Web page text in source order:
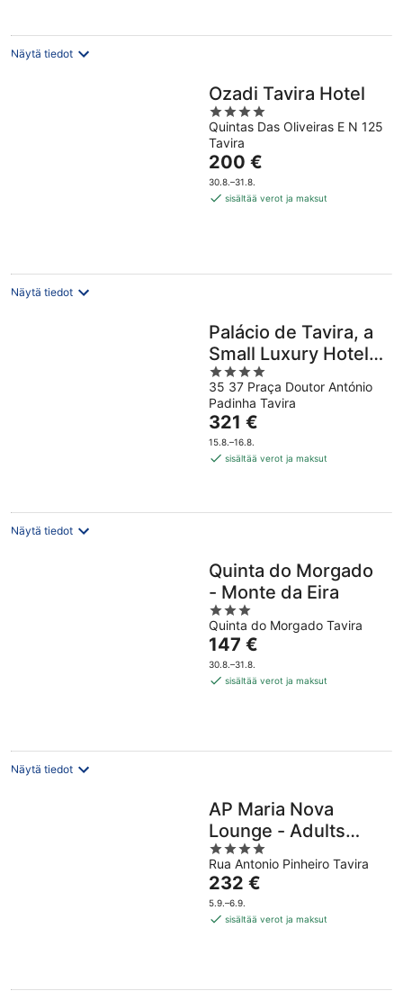
Näytä tiedot
Ozadi Tavira Hotel
4
out
of
5
Quintas Das Oliveiras E N 125
Tavira
Hinta
on
200 €
200 €
30.8.–31.8.
sisältää verot ja maksut
Näytä tiedot
Palácio de Tavira, a
Small Luxury Hotel
of the World
4
out
of
5
35 37 Praça Doutor António
Padinha Tavira
Hinta
on
321 €
321 €
15.8.–16.8.
sisältää verot ja maksut
Näytä tiedot
Quinta do Morgado
- Monte da Eira
3
out
of
5
Quinta do Morgado Tavira
Hinta
on
147 €
147 €
30.8.–31.8.
sisältää verot ja maksut
Näytä tiedot
AP Maria Nova
Lounge - Adults
Friendly
4
out
of
5
Rua Antonio Pinheiro Tavira
Hinta
on
232 €
232 €
5.9.–6.9.
sisältää verot ja maksut